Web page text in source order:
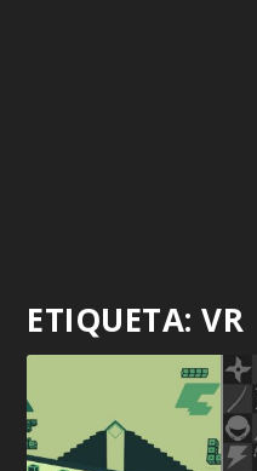
ETIQUETA:VR